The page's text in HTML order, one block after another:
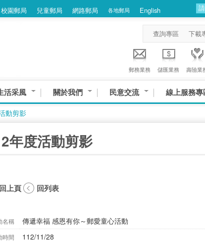
校園郵局 兒童郵局 網路郵局 各地郵局 English
查詢專區 下載
郵務業務 儲匯業務 壽險業
活采風 關於我們 民意交流 線上服務專
動剪影
年度活動剪影
回上頁 回列表
名稱 傳遞幸福 感恩有你～郵愛童心活動
時間 112/11/28